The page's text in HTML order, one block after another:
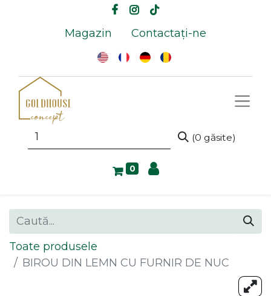
Magazin Contactați-ne
(0 găsite)
0
Toate produsele
BIROU DIN LEMN CU FURNIR DE NUC